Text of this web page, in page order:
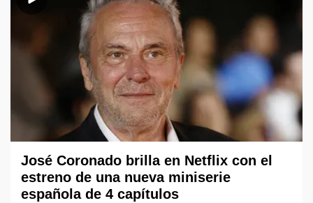
José Coronado brilla en Netflix con el
estreno de una nueva miniserie
española de 4 capítulos